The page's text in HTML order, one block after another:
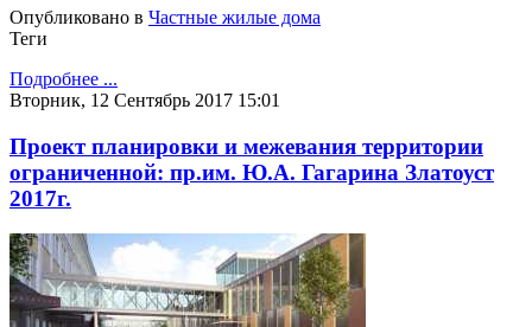
Опубликовано в Частные жилые дома
Теги
Подробнее ...
Вторник, 12 Сентябрь 2017 15:01
Проект планировки и межевания территории
ограниченной: пр.им. Ю.А. Гагарина Златоуст
2017г.